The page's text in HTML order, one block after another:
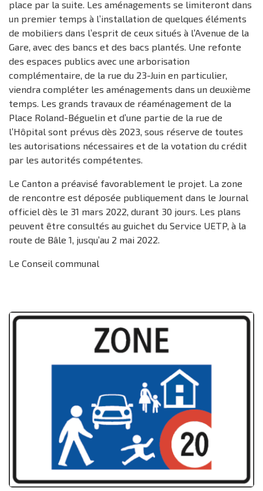
place par la suite. Les aménagements se limiteront dans
un premier temps à l’installation de quelques éléments
de mobiliers dans l’esprit de ceux situés à l’Avenue de la
Gare, avec des bancs et des bacs plantés. Une refonte
des espaces publics avec une arborisation
complémentaire, de la rue du 23-Juin en particulier,
viendra compléter les aménagements dans un deuxième
temps. Les grands travaux de réaménagement de la
Place Roland-Béguelin et d’une partie de la rue de
l’Hôpital sont prévus dès 2023, sous réserve de toutes
les autorisations nécessaires et de la votation du crédit
par les autorités compétentes.
Le Canton a préavisé favorablement le projet. La zone
de rencontre est déposée publiquement dans le Journal
officiel dès le 31 mars 2022, durant 30 jours. Les plans
peuvent être consultés au guichet du Service UETP, à la
route de Bâle 1, jusqu’au 2 mai 2022.
Le Conseil communal